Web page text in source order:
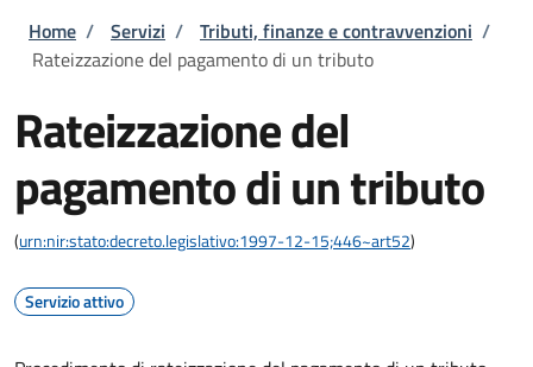
Briciole di pane
Home / Servizi / Tributi, finanze e contravvenzioni /
Rateizzazione del pagamento di un tributo
Rateizzazione del
pagamento di un tributo
(urn:nir:stato:decreto.legislativo:1997-12-15;446~art52)
Servizio attivo